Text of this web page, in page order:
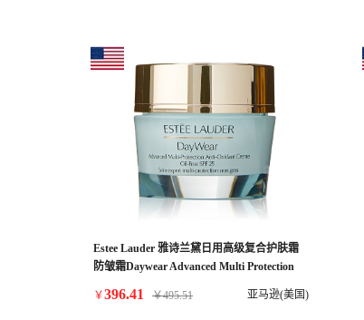
Estee Lauder 雅诗兰黛日用高级复合护肤霜
防皱霜Daywear Advanced Multi Protection
Unisex, 1.7 Ounce
￥396.41 ￥495.51 亚马逊(美国)